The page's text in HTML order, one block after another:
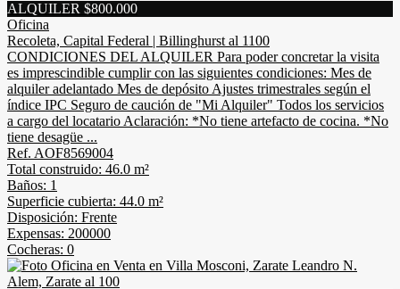
ALQUILER $800.000
Oficina
Recoleta, Capital Federal | Billinghurst al 1100
CONDICIONES DEL ALQUILER Para poder concretar la visita
es imprescindible cumplir con las siguientes condiciones: Mes de
alquiler adelantado Mes de depósito Ajustes trimestrales según el
índice IPC Seguro de caución de "Mi Alquiler" Todos los servicios
a cargo del locatario Aclaración: *No tiene artefacto de cocina. *No
tiene desagüe ...
Ref. AOF8569004
Total construido: 46.0 m²
Baños: 1
Superficie cubierta: 44.0 m²
Disposición: Frente
Expensas: 200000
Cocheras: 0